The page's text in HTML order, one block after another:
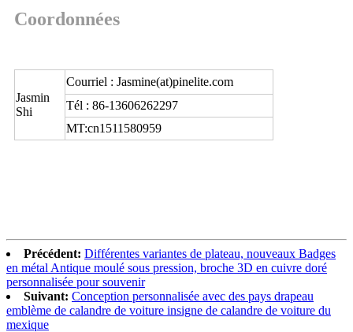
Coordonnées
Jasmin
Shi
Courriel : Jasmine(at)pinelite.com
Tél : 86-13606262297
MT:cn1511580959
Précédent: Différentes variantes de plateau, nouveaux Badges
en métal Antique moulé sous pression, broche 3D en cuivre doré
personnalisée pour souvenir
Suivant: Conception personnalisée avec des pays drapeau
emblème de calandre de voiture insigne de calandre de voiture du
mexique